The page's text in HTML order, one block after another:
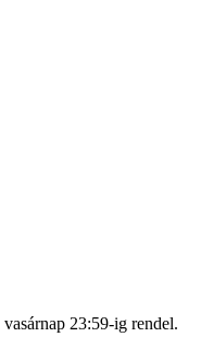
vasárnap 23:59-ig rendel.